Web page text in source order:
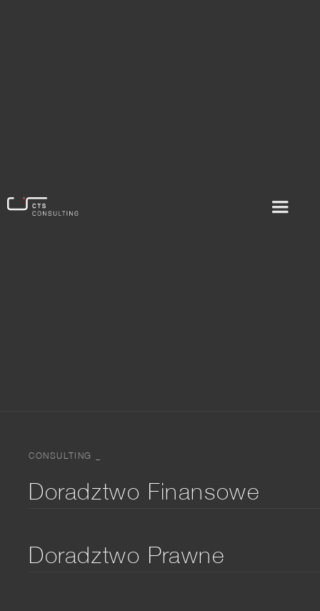
CONSULTING _
Doradztwo Finansowe
Doradztwo Prawne